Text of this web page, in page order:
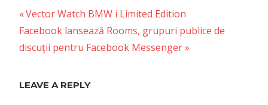
Post
navigation
Previous
Post:
Vector Watch BMW i Limited Edition
Next
Post:
Facebook lansează Rooms, grupuri publice de
discuţii pentru Facebook Messenger
LEAVE A REPLY